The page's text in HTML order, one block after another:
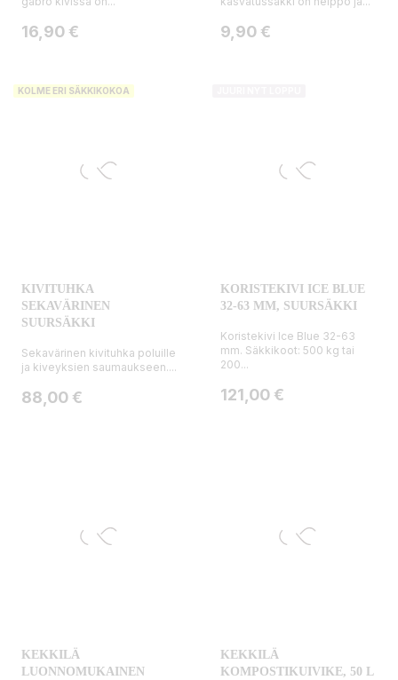
Hinta
16,90 € Hinta
9,90 €
KOLME ERI SÄKKIKOKOA
KIVITUHKA
SEKAVÄRINEN
SUURSÄKKI
Sekavärinen kivituhka poluille
ja kiveyksien saumaukseen....
Hinta
88,00 €
KORISTEKIVI ICE BLUE
32-63 MM, SUURSÄKKI
Koristekivi Ice Blue 32-63
mm. Säkkikoot: 500 kg tai
200...
Hinta
121,00 €
KEKKILÄ
LUONNOMUKAINEN
KEKKILÄ
KOMPOSTIKUIVIKE, 50 L